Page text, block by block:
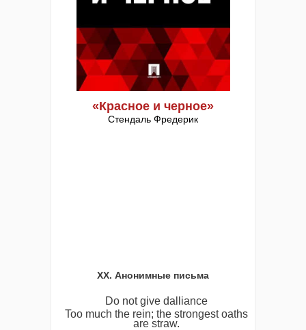
«Красное и черное»
Стендаль Фредерик
XX. Анонимные письма
Do not give dalliance
Too much the rein; the strongest oaths
are straw.